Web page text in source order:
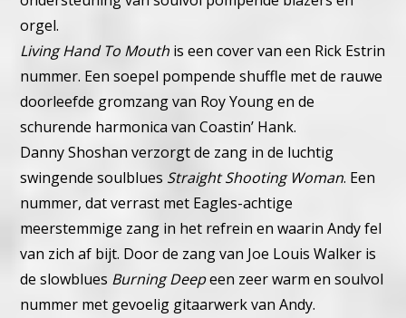
orgel.
Living Hand To Mouth is een cover van een Rick Estrin
nummer. Een soepel pompende shuffle met de rauwe
doorleefde gromzang van Roy Young en de
schurende harmonica van Coastin’ Hank.
Danny Shoshan verzorgt de zang in de luchtig
swingende soulblues Straight Shooting Woman. Een
nummer, dat verrast met Eagles-achtige
meerstemmige zang in het refrein en waarin Andy fel
van zich af bijt. Door de zang van Joe Louis Walker is
de slowblues Burning Deepeen zeer warm en soulvol
nummer met gevoelig gitaarwerk van Andy.